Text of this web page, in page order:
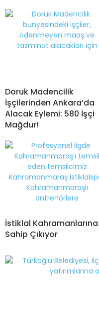
Doruk Madencilik
İşçilerinden Ankara’da
Alacak Eylemi: 580 İşçi
Mağdur!
İstiklal Kahramanlarına
Sahip Çıkıyor